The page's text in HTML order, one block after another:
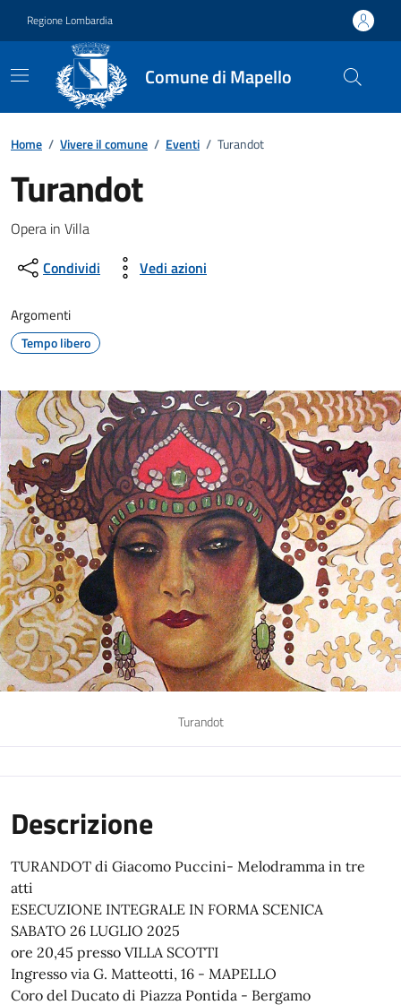
Regione Lombardia
Comune di Mapello
Home / Vivere il comune / Eventi / Turandot
Turandot
Dettagli della notizia
Opera in Villa
Condividi
Vedi azioni
Argomenti
Tempo libero
Turandot
Descrizione
TURANDOT di Giacomo Puccini- Melodramma in tre
atti
ESECUZIONE INTEGRALE IN FORMA SCENICA
SABATO 26 LUGLIO 2025
ore 20,45 presso VILLA SCOTTI
Ingresso via G. Matteotti, 16 - MAPELLO
Coro del Ducato di Piazza Pontida - Bergamo